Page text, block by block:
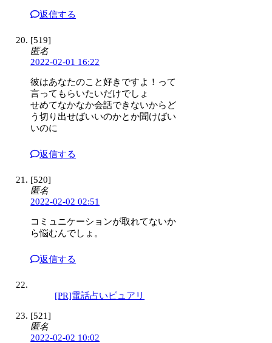
返信する
[519]
匿名
2022-02-01 16:22
彼はあなたのこと好きですよ！って
言ってもらいたいだけでしょ
せめてなかなか会話できないからど
う切り出せばいいのかとか聞けばい
いのに
返信する
[520]
匿名
2022-02-02 02:51
コミュニケーションが取れてないか
ら悩むんでしょ。
返信する
[PR]電話占いピュアリ
[521]
匿名
2022-02-02 10:02